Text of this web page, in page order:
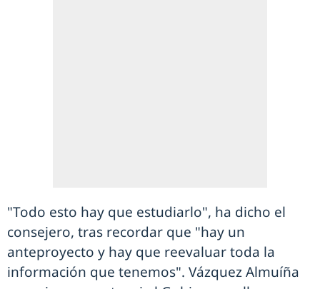
"Todo esto hay que estudiarlo", ha dicho el
consejero, tras recordar que "hay un
anteproyecto y hay que reevaluar toda la
información que tenemos". Vázquez Almuíña